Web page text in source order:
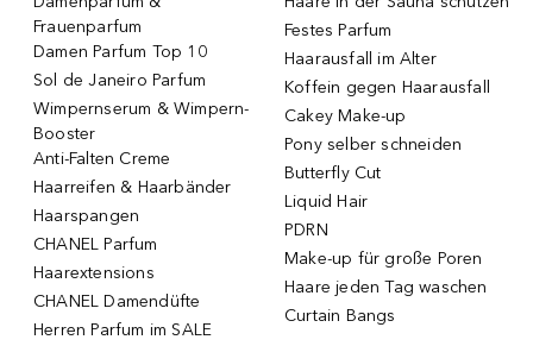
Frauenparfum
Damen Parfum Top 10
Sol de Janeiro Parfum
Wimpernserum & Wimpern-
Booster
Anti-Falten Creme
Haarreifen & Haarbänder
Haarspangen
CHANEL Parfum
Haarextensions
CHANEL Damendüfte
Herren Parfum im SALE
Festes Parfum
Haarausfall im Alter
Koffein gegen Haarausfall
Cakey Make-up
Pony selber schneiden
Butterfly Cut
Liquid Hair
PDRN
Make-up für große Poren
Haare jeden Tag waschen
Curtain Bangs